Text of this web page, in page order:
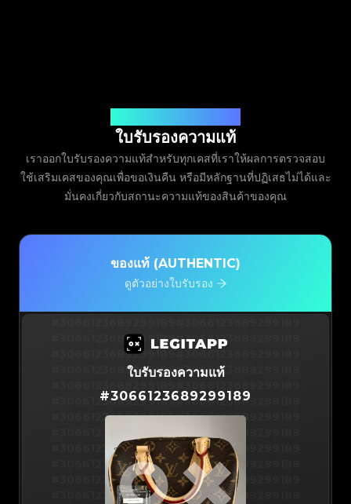
ใบรับรองความแท้
เราออกใบรับรองความแท้สำหรับทุกเคสที่เราให้ผลการตรวจสอบ
ใช้เสริมเคสของคุณเพื่อขอเงินคืน หรือมีหลักฐานที่ปฏิเสธไม่ได้และ
มั่นคงเกี่ยวกับสถานะความแท้ของสินค้าของคุณ
ของแท้ (AUTHENTIC)
ดูตัวอย่างใบรับรอง
#3066123689299189#3066123689299189
#3066123689299189#3066123689299189
#3066123689299189#3066123689299189
#3066123689299189#3066123689299189
#3066123689299189#3066123689299189
#3066123689299189#3066123689299189
#3066123689299189#3066123689299189
#3066123689299189#3066123689299189
#3066123689299189#3066123689299189
ใบรับรองความแท้
#3066123689299189